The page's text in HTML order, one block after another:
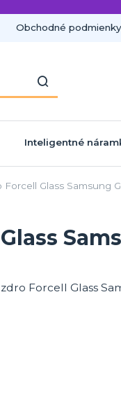
Obchodné podmienky
Inteligentné
Forcell Glass Samsung